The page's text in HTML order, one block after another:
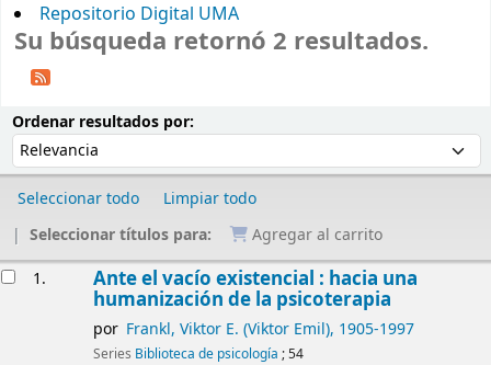
Repositorio Digital UMA
Su búsqueda retornó 2 resultados.
Ordenar resultados por:
Seleccionar todo
Limpiar todo
Seleccionar títulos para:
Agregar al carrito
1. Ante el vacío existencial : hacia una
humanización de la psicoterapia
por Frankl, Viktor E. (Viktor Emil), 1905-1997
Series Biblioteca de psicología ; 54